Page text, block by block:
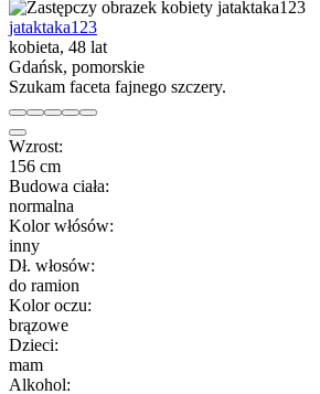
jataktaka123
kobieta, 48 lat
Gdańsk, pomorskie
Szukam faceta fajnego szczery.
Wzrost:
156 cm
Budowa ciała:
normalna
Kolor włósów:
inny
Dł. włosów:
do ramion
Kolor oczu:
brązowe
Dzieci:
mam
Alkohol: